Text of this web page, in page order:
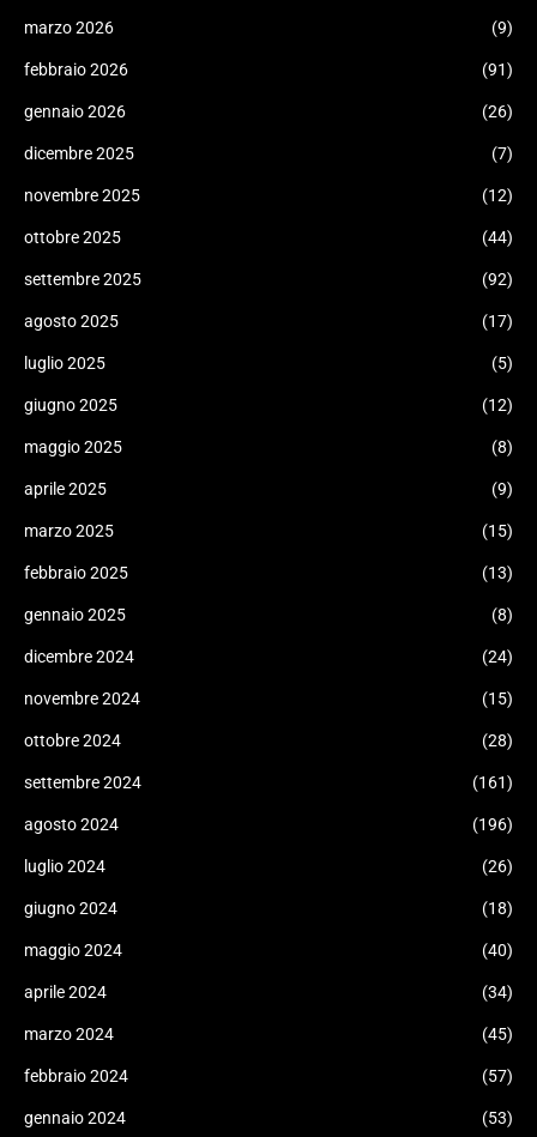
marzo 2026 (9)
febbraio 2026 (91)
gennaio 2026 (26)
dicembre 2025 (7)
novembre 2025 (12)
ottobre 2025 (44)
settembre 2025 (92)
agosto 2025 (17)
luglio 2025 (5)
giugno 2025 (12)
maggio 2025 (8)
aprile 2025 (9)
marzo 2025 (15)
febbraio 2025 (13)
gennaio 2025 (8)
dicembre 2024 (24)
novembre 2024 (15)
ottobre 2024 (28)
settembre 2024 (161)
agosto 2024 (196)
luglio 2024 (26)
giugno 2024 (18)
maggio 2024 (40)
aprile 2024 (34)
marzo 2024 (45)
febbraio 2024 (57)
gennaio 2024 (53)